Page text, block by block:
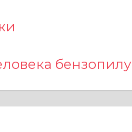
бензопилу